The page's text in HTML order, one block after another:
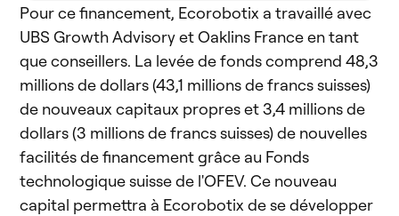
Pour ce financement, Ecorobotix a travaillé avec
UBS Growth Advisory et Oaklins France en tant
que conseillers. La levée de fonds comprend 48,3
millions de dollars (43,1 millions de francs suisses)
de nouveaux capitaux propres et 3,4 millions de
dollars (3 millions de francs suisses) de nouvelles
facilités de financement grâce au Fonds
technologique suisse de l'OFEV. Ce nouveau
capital permettra à Ecorobotix de se développer